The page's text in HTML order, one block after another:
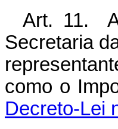
Art. 11.
Secretaria
como o
Decreto-Lei